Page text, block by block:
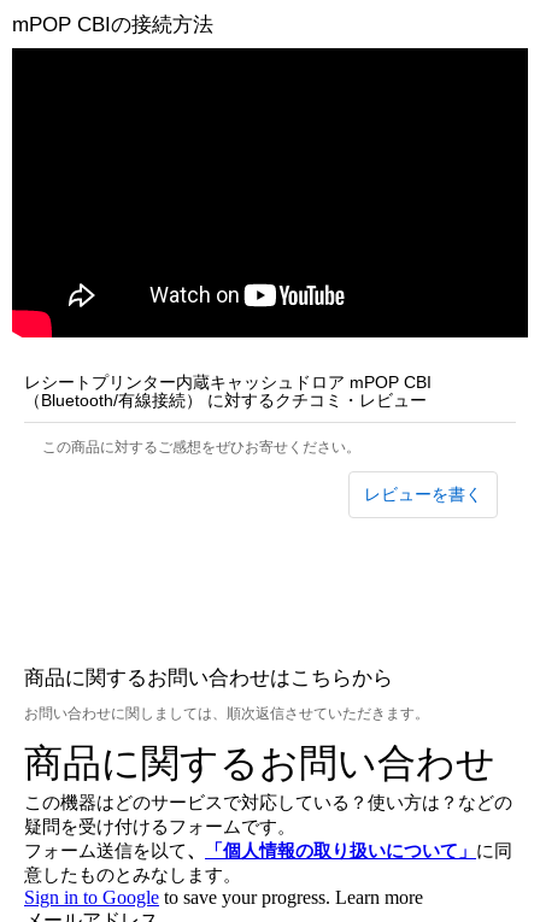
mPOP CBIの接続方法
レシートプリンター内蔵キャッシュドロア mPOP CBI
（Bluetooth/有線接続） に対するクチコミ・レビュー
この商品に対するご感想をぜひお寄せください。
レビューを書く
商品に関するお問い合わせはこちらから
お問い合わせに関しましては、順次返信させていただきます。